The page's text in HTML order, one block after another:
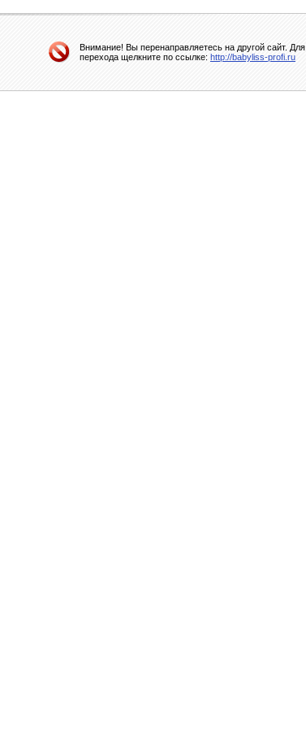
Внимание! Вы перенаправляетесь на другой сайт. Для
перехода щелкните по ссылке: http://babyliss-profi.ru